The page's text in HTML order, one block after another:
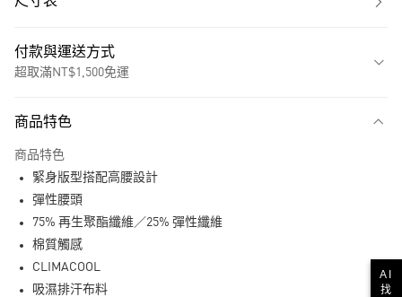
付款與運送方式
超取滿NT$1,500免運
LINE Pay
商品特色
商品特色
緊身版型搭配高腰設計
彈性腰頭
75% 再生聚酯纖維／25% 彈性纖維
棉質觸感
CLIMACOOL
吸濕排汗布料
AI
找